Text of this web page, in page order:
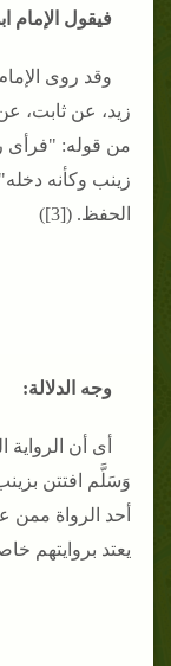
فيقول الإمام
وقد روى
زيد، عن ثابت،
من قوله: "فرأى
زينب وكأنه
الحفظ. ([3])
وجه الدلالة:
أى أن الرواية
وَسَلَّم افتتن
أحد الرواة
يعتد بروايتهم